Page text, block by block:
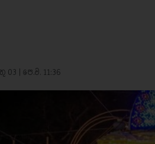
03 | පෙ.ව. 11:36